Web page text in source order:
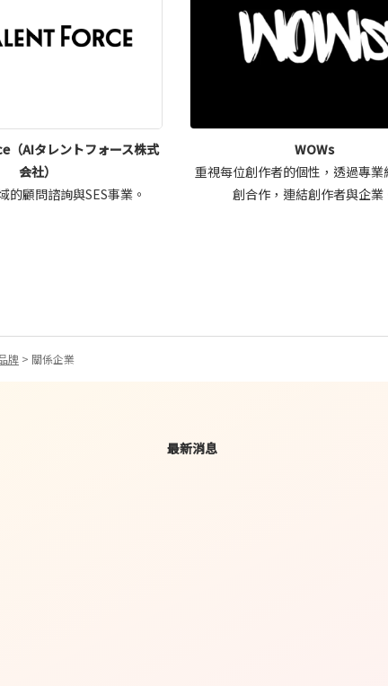
（AIタレントフォース株式
会社）
的顧問諮詢與SES事業。
WOWs
重視每位創作者的個性，透過專業
創合作，連結創作者與企業
牌 > 關係企業
最新消息